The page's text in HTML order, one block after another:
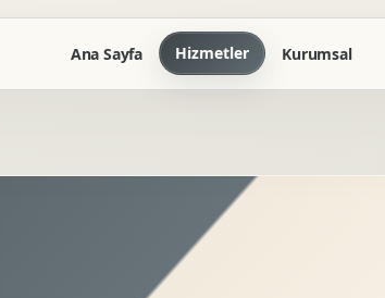
Ana Sayfa Hizmetler Kurumsal